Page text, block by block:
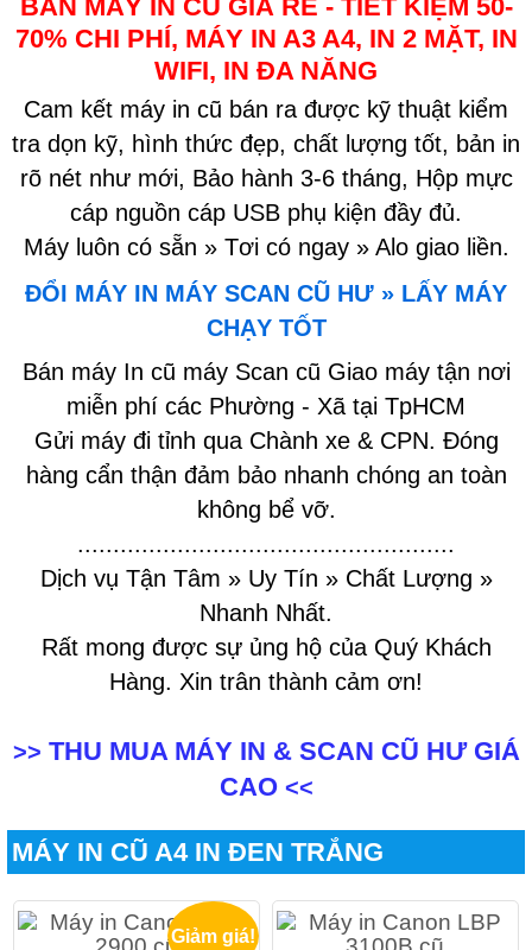
BÁN MÁY IN CŨ GIÁ RẺ - TIẾT KIỆM 50-
70% CHI PHÍ, MÁY IN A3 A4, IN 2 MẶT, IN
WIFI, IN ĐA NĂNG
Cam kết máy in cũ bán ra được kỹ thuật kiểm
tra dọn kỹ, hình thức đẹp, chất lượng tốt, bản in
rõ nét như mới, Bảo hành 3-6 tháng, Hộp mực
cáp nguồn cáp USB phụ kiện đầy đủ.
Máy luôn có sẵn » Tơi có ngay » Alo giao liền.
ĐỔI MÁY IN MÁY SCAN CŨ HƯ » LẤY MÁY
CHẠY TỐT
Bán máy In cũ máy Scan cũ Giao máy tận nơi
miễn phí các Phường - Xã tại TpHCM
Gửi máy đi tỉnh qua Chành xe & CPN. Đóng
hàng cẩn thận đảm bảo nhanh chóng an toàn
không bể vỡ.
.....................................................
Dịch vụ Tận Tâm » Uy Tín » Chất Lượng »
Nhanh Nhất.
Rất mong được sự ủng hộ của Quý Khách
Hàng. Xin trân thành cảm ơn!
>> THU MUA MÁY IN & SCAN CŨ HƯ GIÁ
CAO<<
MÁY IN CŨ A4 IN ĐEN TRẮNG
Giảm giá!